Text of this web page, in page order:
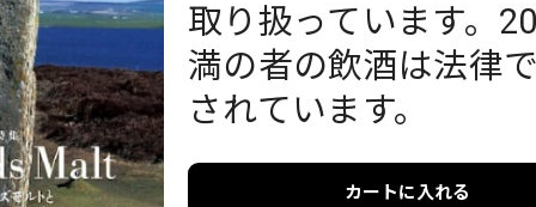
取り扱っています。
満の者の飲酒は法律
されています。
カートに入れる